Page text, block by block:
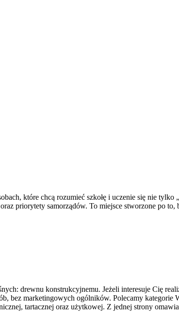
które chcą rozumieć szkołę i uczenie się nie tylko
priorytety samorządów. To miejsce stworzone po to,
drewnu konstrukcyjnemu. Jeżeli interesuje Cię
bez marketingowych ogólników. Polecamy kategorie
tartacznej oraz użytkowej. Z jednej strony